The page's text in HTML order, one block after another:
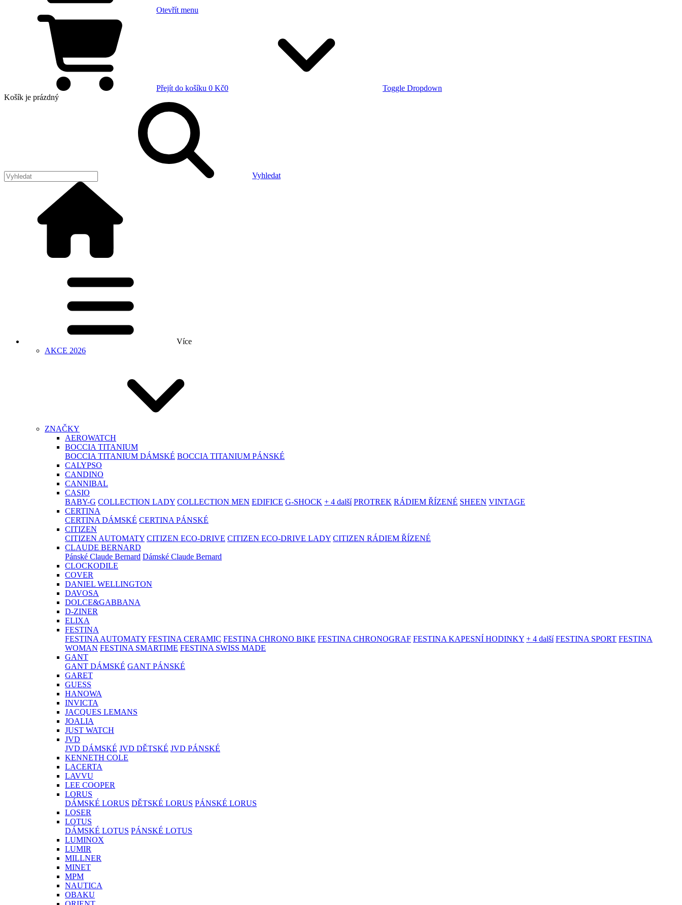
Otevřít menu
Přejít do košíku 0 Kč0
Toggle Dropdown
Košík je prázdný
Vyhledat
Více
AKCE 2026
ZNAČKY
AEROWATCH
BOCCIA TITANIUM
BOCCIA TITANIUM DÁMSKÉ BOCCIA TITANIUM PÁNSKÉ
CALYPSO
CANDINO
CANNIBAL
CASIO
BABY-G COLLECTION LADY COLLECTION MEN EDIFICE G-SHOCK + 4 další PROTREK RÁDIEM ŘÍZENÉ SHEEN VINTAGE
CERTINA
CERTINA DÁMSKÉ CERTINA PÁNSKÉ
CITIZEN
CITIZEN AUTOMATY CITIZEN ECO-DRIVE CITIZEN ECO-DRIVE LADY CITIZEN RÁDIEM ŘÍZENÉ
CLAUDE BERNARD
Pánské Claude Bernard Dámské Claude Bernard
CLOCKODILE
COVER
DANIEL WELLINGTON
DAVOSA
DOLCE&GABBANA
D-ZINER
ELIXA
FESTINA
FESTINA AUTOMATY FESTINA CERAMIC FESTINA CHRONO BIKE FESTINA CHRONOGRAF FESTINA KAPESNÍ HODINKY + 4 další FESTINA SPORT FESTINA
WOMAN FESTINA SMARTIME FESTINA SWISS MADE
GANT
GANT DÁMSKÉ GANT PÁNSKÉ
GARET
GUESS
HANOWA
INVICTA
JACQUES LEMANS
JOALIA
JUST WATCH
JVD
JVD DÁMSKÉ JVD DĚTSKÉ JVD PÁNSKÉ
KENNETH COLE
LACERTA
LAVVU
LEE COOPER
LORUS
DÁMSKÉ LORUS DĚTSKÉ LORUS PÁNSKÉ LORUS
LOSER
LOTUS
DÁMSKÉ LOTUS PÁNSKÉ LOTUS
LUMINOX
LUMIR
MILLNER
MINET
MPM
NAUTICA
OBAKU